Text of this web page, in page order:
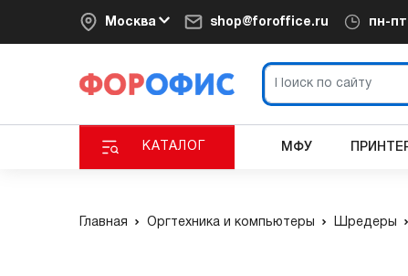
Москва shop@foroffice.ru пн-пт
КАТАЛОГ МФУ
Главная Оргтехника и компьютеры Шредеры